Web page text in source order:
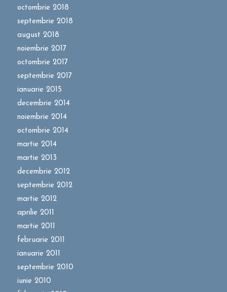
octombrie 2018
septembrie 2018
august 2018
noiembrie 2017
octombrie 2017
septembrie 2017
ianuarie 2015
decembrie 2014
noiembrie 2014
octombrie 2014
martie 2014
martie 2013
decembrie 2012
septembrie 2012
martie 2012
aprilie 2011
martie 2011
februarie 2011
ianuarie 2011
septembrie 2010
iunie 2010